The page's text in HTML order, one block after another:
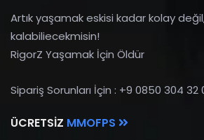
Artık yaşamak eskisi kadar kolay
kalabiliecekmisin!
RigorZ Yaşamak İçin Öldür
Sipariş Sorunları İçin : +9 0850 304 32
ÜCRETSIZ MMOFPS